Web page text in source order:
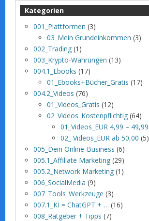
Kategorien
001_Plattformen (3)
03_Mein Grundeinkommen (3)
002_Trading (1)
003_Krypto-Währungen (13)
004.1_Ebooks (17)
01_Ebooks+Bücher_Gratis (17)
004.2_Videos (76)
01_Videos_Gratis (12)
02_Videos_Kostenpflichtig (64)
01_Videos_EUR 4,99 – 49,99
02_ Videos_EUR ab 50,00 (5)
005_Dein Online-Business (6)
005.1_Affiliate Marketing (29)
005.2_Network Marketing (1)
006_SocialMedia (9)
007_Tools_Werkzeuge (3)
007.1_KI = ChatGPT + … (16)
008_Ratgeber + Tipps (7)